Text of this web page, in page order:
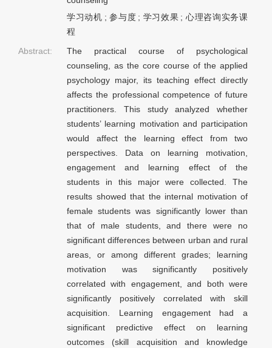
学习动机 ;参与度 ; 学习效果 ; 心理咨询实务课
程
Abstract:
The practical course of psychological
counseling, as the core course of the applied
psychology major, its teaching effect directly
affects the professional competence of future
practitioners. This study analyzed whether
students’ learning motivation and participation
would affect the learning effect from two
perspectives. Data on learning motivation,
engagement and learning effect of the
students in this major were collected. The
results showed that the internal motivation of
female students was significantly lower than
that of male students, and there were no
significant differences between urban and rural
areas, or among different grades; learning
motivation was significantly positively
correlated with engagement, and both were
significantly positively correlated with skill
acquisition. Learning engagement had a
significant predictive effect on learning
outcomes (skill acquisition and knowledge